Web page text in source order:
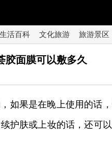
生活百科 文化旅游 旅游景区
胶面膜可以敷多久
如果是在晚上使用的话
护肤或上妆的话，还可